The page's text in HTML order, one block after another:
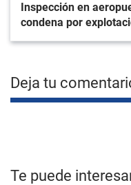
Inspección en
condena por
Deja tu
Te puede